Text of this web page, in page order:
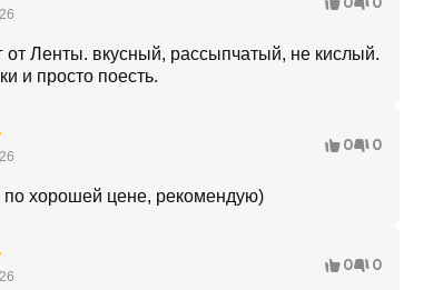
Ленты. вкусный, рассыпчатый, не кислый.
и просто поесть.
0 0
по хорошей цене, рекомендую)
0 0